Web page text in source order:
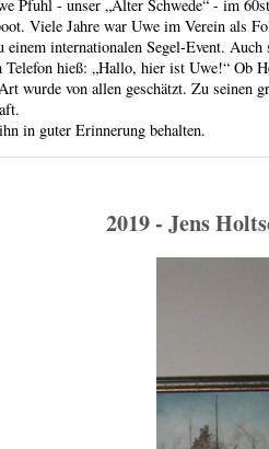
Pfuhl - unser „Alter Schwede“ - im
Viele Jahre war Uwe im Verein als
einem internationalen Segel-Event.
Telefon hieß: „Hallo, hier ist Uwe!“ Ob
wurde von allen geschätzt. Zu
in guter Erinnerung behalten.
2019 - Jens